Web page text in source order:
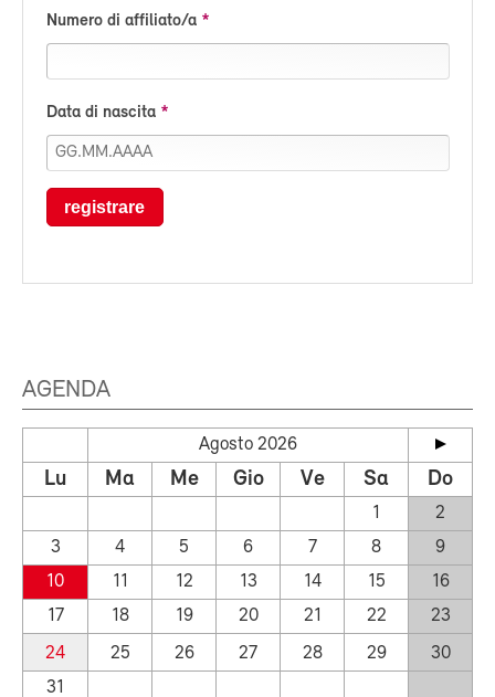
Numero di affiliato/a
Data di nascita
registrare
AGENDA
Agosto 2026
Lu Ma Me Gio Ve Sa Do
1
2
3
4 5 6 7 8
9
10
11 12 13 14 15
16
17
18 19 20 21 22
23
24
25 26 27 28 29
30
31